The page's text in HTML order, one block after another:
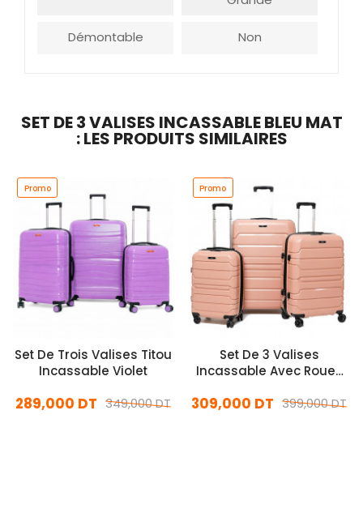
Démontable Non
SET DE 3 VALISES INCASSABLE BLEU MAT
: LES PRODUITS SIMILAIRES
Promo
Set De Trois Valises Titou
Incassable Violet
349,000 DT
289,000 DT
Promo
Set De 3 Valises
Incassable Avec Roues
399,000 DT
309,000 DT